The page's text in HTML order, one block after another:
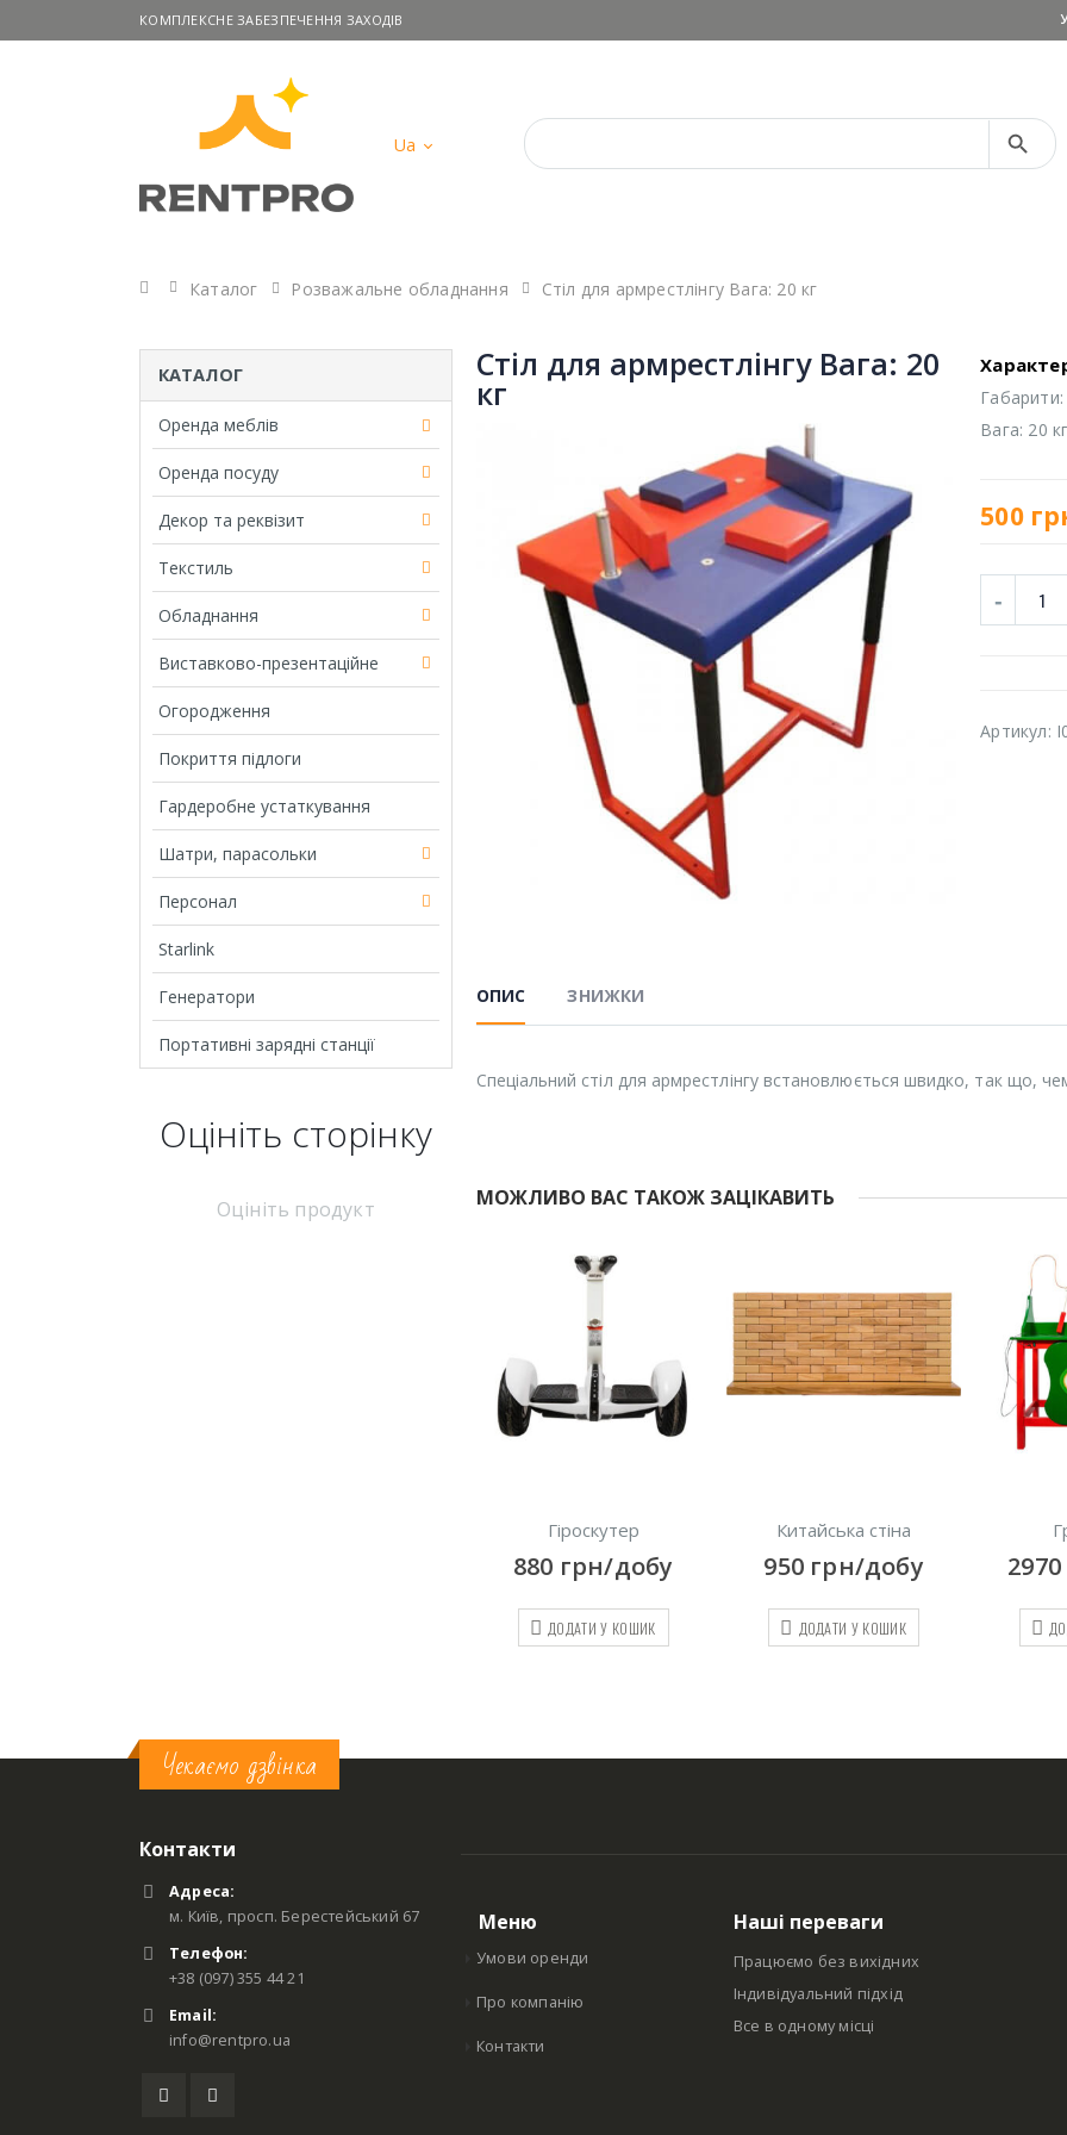
КОМПЛЕКСНЕ ЗАБЕЗПЕЧЕННЯ ЗАХОДІВ
Ua
Search Button
Головна
Каталог Розважальне обладнання
Стіл для армрестлінгу Вага: 20 кг
Стіл для армрестлінгу Вага: 20
кг
Вага: 20 кг
500
Артикул:
ОПИС ЗНИЖКИ
Спеціальний стіл для армрестлінгу встановлюється швидко, так що,
МОЖЛИВО ВАС ТАКОЖ ЗАЦІКАВИТЬ
Гіроскутер
880 грн/добу
ДОДАТИ У КОШИК
Китайська стіна
950 грн/добу
ДОДАТИ У КОШИК
2970
КАТАЛОГ
Оренда меблів
Оренда посуду
Декор та реквізит
Текстиль
Обладнання
Виставково-презентаційне
Огородження
Покриття підлоги
Гардеробне устаткування
Шатри, парасольки
Персонал
Starlink
Генератори
Портативні зарядні станції
Оцініть cторінку
Оцініть продукт
Чекаємо дзвінка
Контакти
Адреса:
м. Київ, просп. Берестейський 67
Телефон:
+38 (097) 355 44 21
Email:
info@rentpro.ua
Меню
Умови оренди
Про компанію
Контакти
Наші переваги
Працюємо без вихідних
Індивідуальний підхід
Все в одному місці